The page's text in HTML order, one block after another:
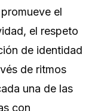
el
el respeto
de identidad
de ritmos
una de las
con